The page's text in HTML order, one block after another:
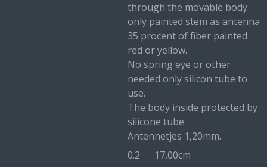
through the movable body
only painted stem as antenna
35 procent of fiber painted
red or yellow.
No spring eye or other
needed only silicon tube to
use.
The body inside protected by
silicone tube.
Antennetjes 1,20mm.
0.2 17,00cm